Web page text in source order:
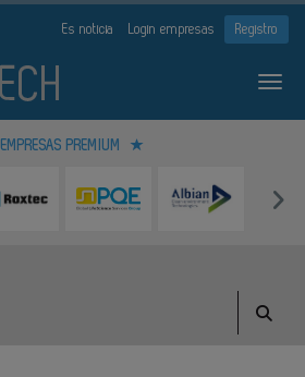
Es noticia Login empresas Registro
EMPRESAS PREMIUM